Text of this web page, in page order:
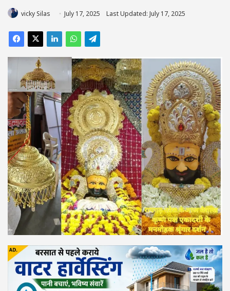
vicky Silas July 17, 2025 Last Updated: July 17, 2025